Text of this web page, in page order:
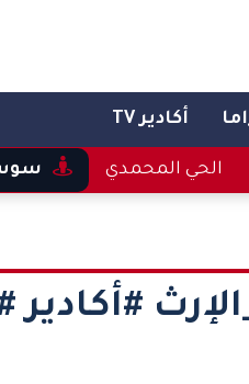
أكادير TV
الحي المحمدي
#أكادير